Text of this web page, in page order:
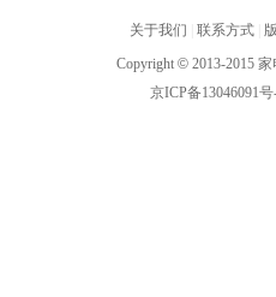
关于我们 联系方式
Copyright © 2013-2015
京ICP备13046091号